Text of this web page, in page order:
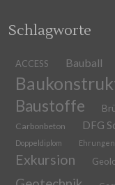
Schlagworte
ACCESS Bauball
Baustoffe
Carbonbeton DFG
Doppeldiplom Ehrungen
Exkursion